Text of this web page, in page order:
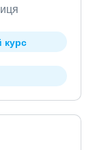
курс